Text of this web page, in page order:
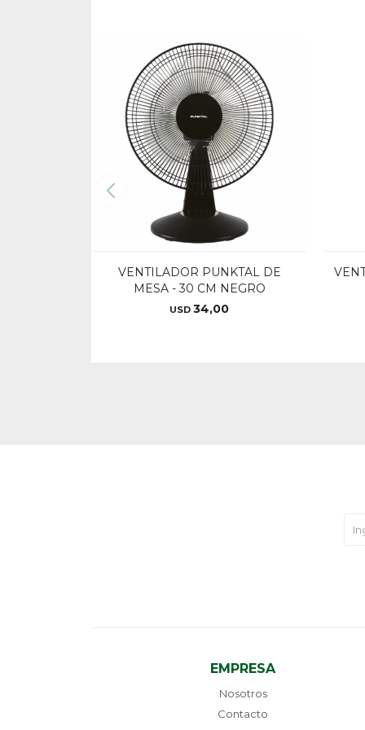
VENTILADOR PUNKTAL DE
MESA - 30 CM NEGRO
USD 34,00
EMPRESA
Nosotros
Contacto